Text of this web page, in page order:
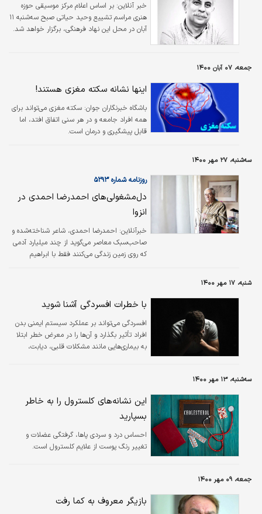
خبر آنلاین: بر اساس اعلام مرکز موسیقی حوزه
هنری مراسم تشییع وحید حیاتی صبح سه‌شنبه ۱۱
آبان در محل این نهاد فرهنگی، برگزار خواهد شد.
جمعه، ۰۷ آبان ۱۴۰۰
اینها نشانه سکته مغزی هستند!
باشگاه خبرنگاران جوان: سکته مغزی می‌تواند برای
همه افراد جامعه و در هر سنی اتفاق افتد، اما
قابل پیشگیری و درمان است.
سه‌شنبه، ۲۷ مهر ۱۴۰۰
روزنامه شماره ۵۲۹۳
دل‌مشغولی‌های احمدرضا احمدی در
انزوا
خبرآنلاین: احمدرضا احمدی، شاعر شناخته‌شده و
صاحب‌سبک معاصر می‌گوید از چند میلیارد آدمی
که روی زمین زندگی می‌کنند فقط با ابراهیم
رُک‌وراست بگویم جان ندارم و با یک تلنگر به‌هم
می‌ریزم. من یک‌بار سکته قلبی کرده‌ام و در سال
اخیر، دو مرتبه سکته مغزی. الان هم حتی از اتاقم
بیرون نمی‌آیم. به خاطر کرونا هم نیست. از سال
۱۳۷۳ که با توهین بازنشسته شدم دیگر از خانه
شنبه، ۱۷ مهر ۱۴۰۰
با خطرات افسردگی آشنا شوید
افسردگی می‌تواند بر عملکرد سیستم ایمنی بدن
افراد تأثیر بگذارد و آن‌ها را در معرض خطر ابتلا
به بیماری‌هایی مانند مشکلات قلبی، دیابت،
سه‌شنبه، ۱۳ مهر ۱۴۰۰
این نشانه‌های کلسترول را به خاطر
بسپارید
احساس درد و سردی پاها، گرفتگی عضلات و
تغییر رنگ پوست از علایم کلسترول است.
جمعه، ۰۹ مهر ۱۴۰۰
بازیگر معروف به کما رفت